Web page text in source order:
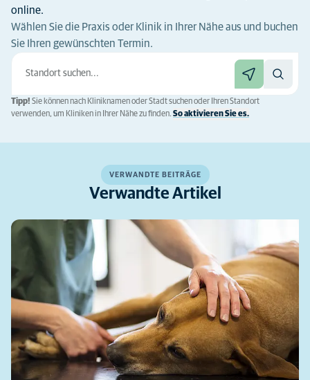
online.
Wählen Sie die Praxis oder Klinik in Ihrer Nähe aus und buchen
Sie Ihren gewünschten Termin.
Tipp! Sie können nach Kliniknamen oder Stadt suchen oder Ihren Standort
verwenden, um Kliniken in Ihrer Nähe zu finden. So aktivieren Sie es.
VERWANDTE BEITRÄGE
Verwandte Artikel